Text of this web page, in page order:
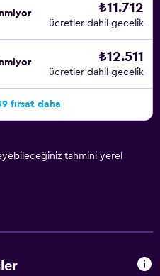
₺11.712
ücretler dahil gecelik
₺12.511
ücretler dahil gecelik
fırsat daha
tahmini yerel